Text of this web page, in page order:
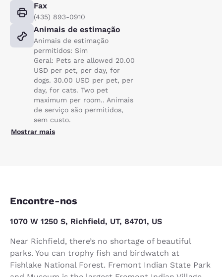
Fax
(435) 893-0910
Animais de estimação
Animais de estimação
permitidos: Sim
Geral: Pets are allowed 20.00
USD per pet, per day, for
dogs. 30.00 USD per pet, per
day, for cats. Two pet
maximum per room.. Animais
de serviço são permitidos,
sem custo.
Mostrar mais
Encontre-nos
1070 W 1250 S, Richfield, UT, 84701, US
Near Richfield, there’s no shortage of beautiful
parks. You can trophy fish and birdwatch at
Fishlake National Forest. Fremont Indian State Park